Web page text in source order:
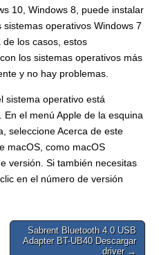
10, Windows 8, puede instalar
operativos Windows 7
los casos, estos
los sistemas operativos más
y no hay problemas.
sistema operativo está
el menú Apple de la esquina
seleccione Acerca de este
macOS, como macOS
versión. Si también necesitas
en el número de versión
Sabrent Bluetooth 4.0 USB
Adapter BT-UB40 Descargar
driver →